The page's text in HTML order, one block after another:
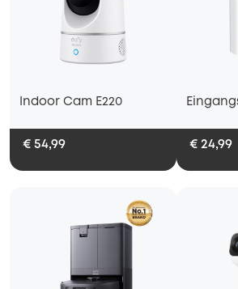
Indoor Cam E220
€ 54,99 € 24,99